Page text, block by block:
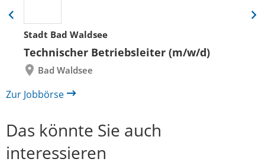
Stadt Bad Waldsee
Technischer Betriebsleiter (m/w/d)
Bad Waldsee
Folie
zurück
Eine
Zur Jobbörse
Das könnte Sie auch
interessieren